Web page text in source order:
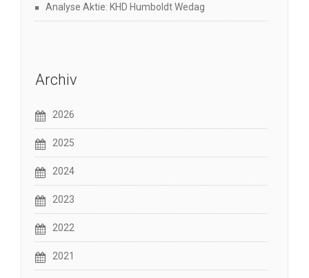
Analyse Aktie: KHD Humboldt Wedag
Archiv
2026
2025
2024
2023
2022
2021